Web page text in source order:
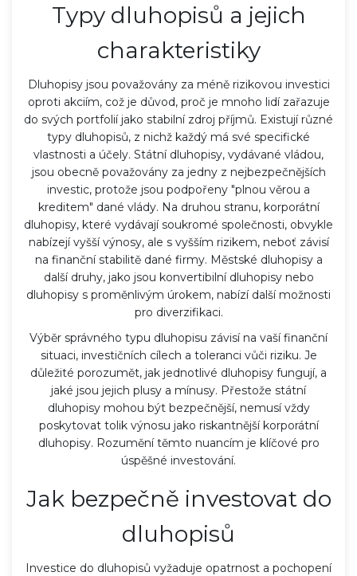
Typy dluhopisů a jejich
charakteristiky
Dluhopisy jsou považovány za méně rizikovou investici
oproti akciím, což je důvod, proč je mnoho lidí zařazuje
do svých portfolií jako stabilní zdroj příjmů. Existují různé
typy dluhopisů, z nichž každý má své specifické
vlastnosti a účely. Státní dluhopisy, vydávané vládou,
jsou obecně považovány za jedny z nejbezpečnějších
investic, protože jsou podpořeny "plnou věrou a
kreditem" dané vlády. Na druhou stranu, korporátní
dluhopisy, které vydávají soukromé společnosti, obvykle
nabízejí vyšší výnosy, ale s vyšším rizikem, neboť závisí
na finanční stabilitě dané firmy. Městské dluhopisy a
další druhy, jako jsou konvertibilní dluhopisy nebo
dluhopisy s proměnlivým úrokem, nabízí další možnosti
pro diverzifikaci.
Výběr správného typu dluhopisu závisí na vaší finanční
situaci, investičních cílech a toleranci vůči riziku. Je
důležité porozumět, jak jednotlivé dluhopisy fungují, a
jaké jsou jejich plusy a mínusy. Přestože státní
dluhopisy mohou být bezpečnější, nemusí vždy
poskytovat tolik výnosu jako riskantnější korporátní
dluhopisy. Rozumění těmto nuancím je klíčové pro
úspěšné investování.
Jak bezpečně investovat do
dluhopisů
Investice do dluhopisů vyžaduje opatrnost a pochopení